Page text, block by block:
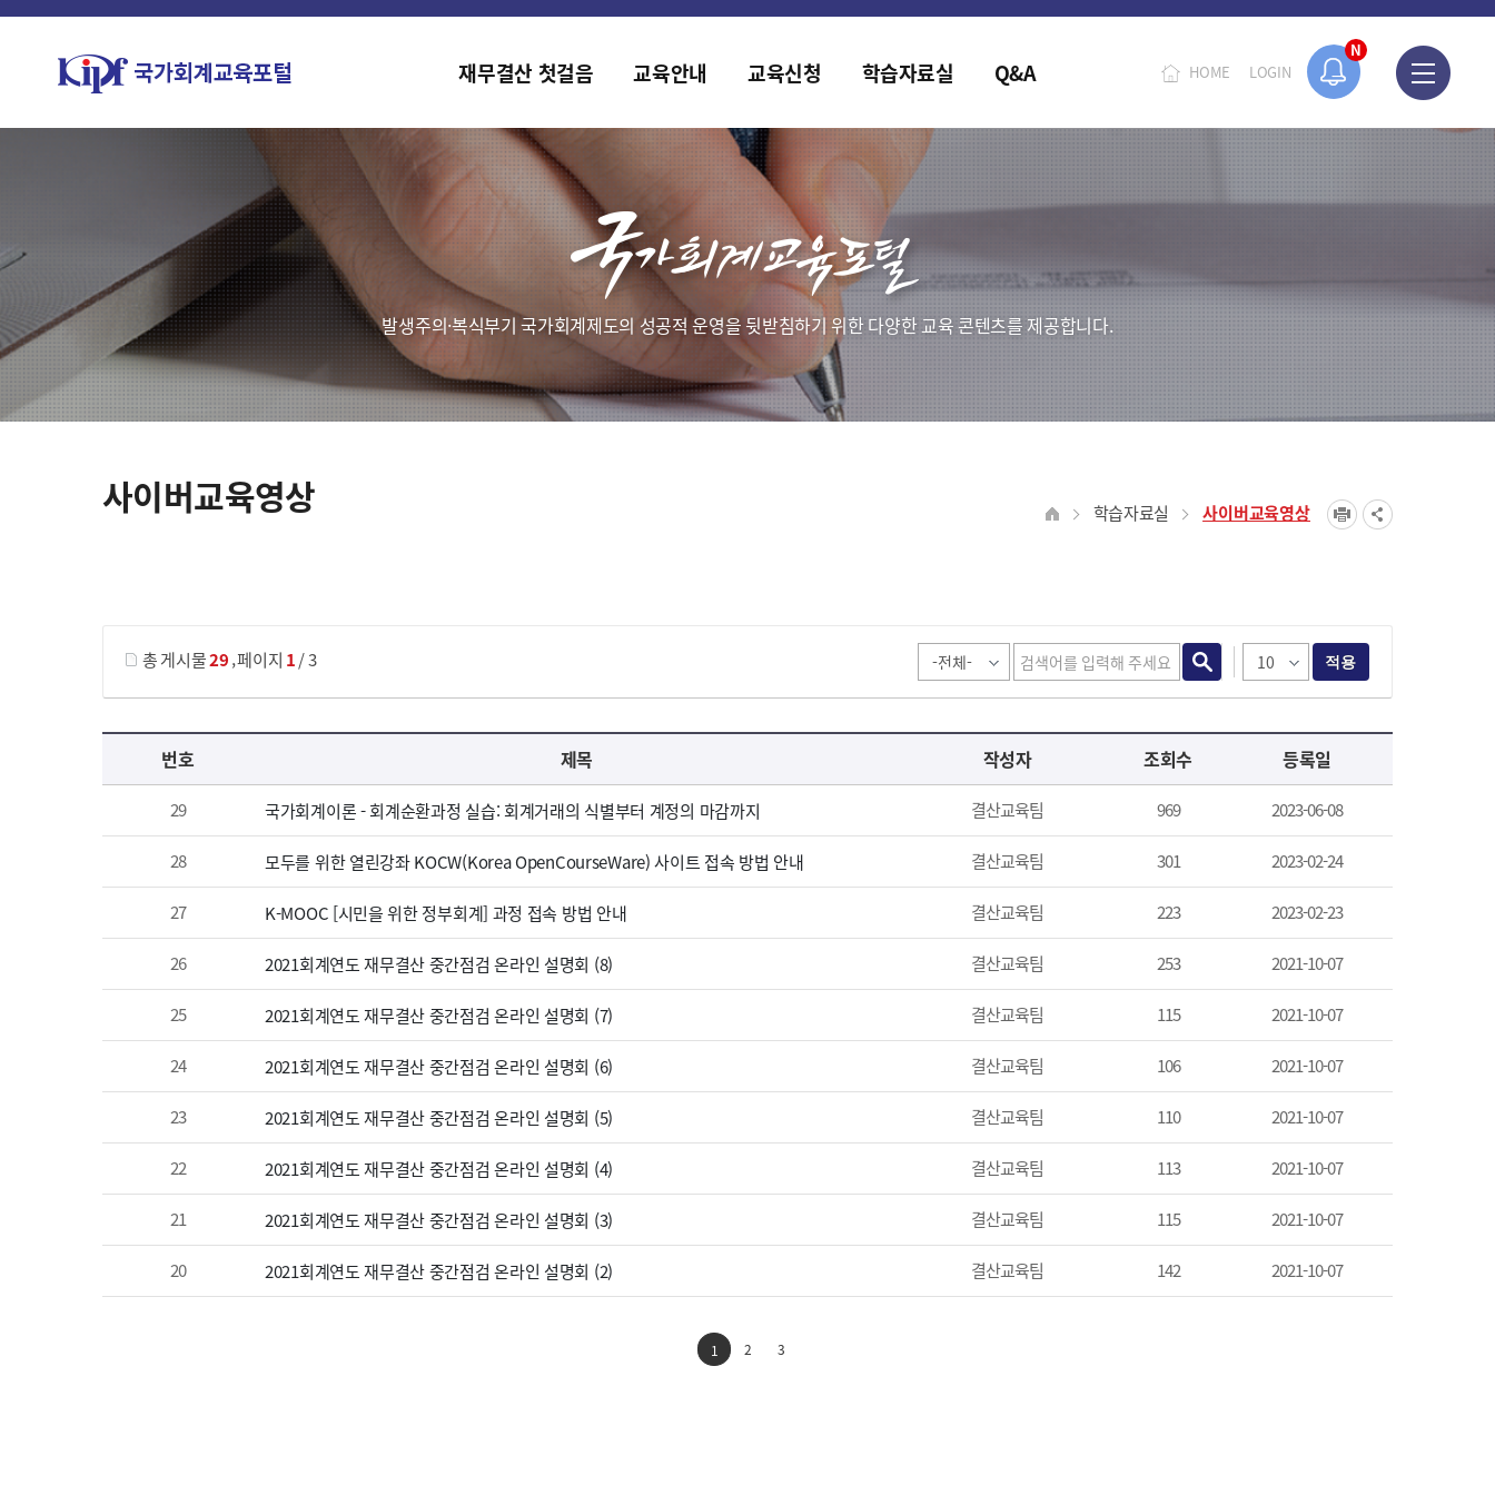
N
홈페이지가 새롭게 개편되었습니다.
HOME LOGIN
재무결산 첫걸음 교육안내 교육신청 학습자료실 Q&A
발생주의·복식부기 국가회계제도의 성공적 운영을 뒷받침하기 위한 다양한 교육 콘텐츠를 제공합니다.
사이버교육영상 학습자료실 사이버교육영상
총 게시물29,페이지 1/ 3 적용
사이버교육영상 목록 으로 번호, 제목, 작성자, 조회수, 등록 일, 첨부파일로 나열 되고 있습니다.
번호 제목 작성자 조회수 등록일
29 국가회계이론 - 회계순환과정 실습: 회계거래의 식별부터 계정의 마감까지 결산교육팀 969 2023-06-08
28 모두를 위한 열린강좌 KOCW(Korea OpenCourseWare) 사이트 접속 방법 안내 결산교육팀 301 2023-02-24
27 K-MOOC [시민을 위한 정부회계] 과정 접속 방법 안내 결산교육팀 223 2023-02-23
26 2021회계연도 재무결산 중간점검 온라인 설명회 (8) 결산교육팀 253 2021-10-07
25 2021회계연도 재무결산 중간점검 온라인 설명회 (7) 결산교육팀 115 2021-10-07
24 2021회계연도 재무결산 중간점검 온라인 설명회 (6) 결산교육팀 106 2021-10-07
23 2021회계연도 재무결산 중간점검 온라인 설명회 (5) 결산교육팀 110 2021-10-07
22 2021회계연도 재무결산 중간점검 온라인 설명회 (4) 결산교육팀 113 2021-10-07
21 2021회계연도 재무결산 중간점검 온라인 설명회 (3) 결산교육팀 115 2021-10-07
20 2021회계연도 재무결산 중간점검 온라인 설명회 (2) 결산교육팀 142 2021-10-07
1 2 3